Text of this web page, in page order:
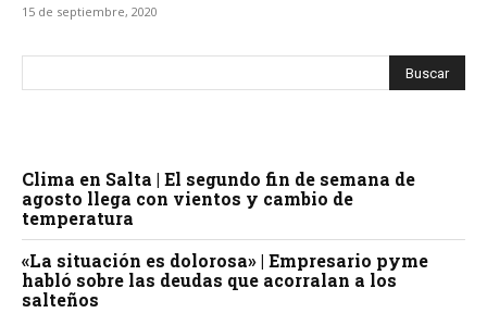
15 de septiembre, 2020
Clima en Salta | El segundo fin de semana de
agosto llega con vientos y cambio de
temperatura
«La situación es dolorosa» | Empresario pyme
habló sobre las deudas que acorralan a los
salteños